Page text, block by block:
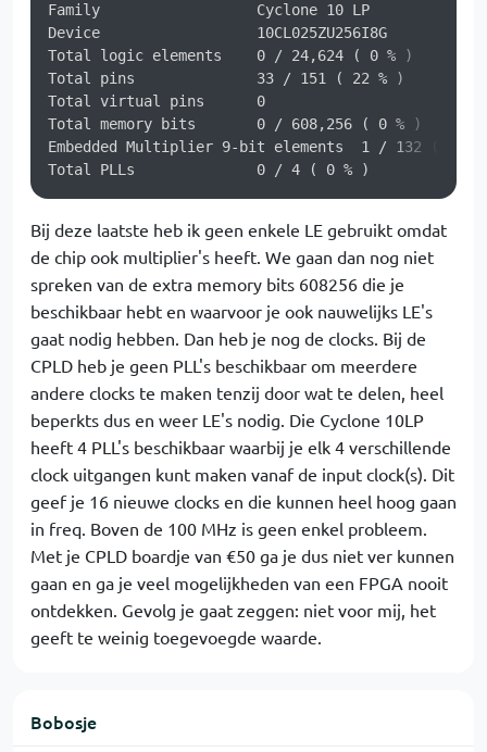
Family			Cyclone 10 LP
Device			10CL025ZU256I8G
Total logic elements	0 / 24,624 ( 0 % )
Total pins		33 / 151 ( 22 % )
Total virtual pins	0
Total memory bits	0 / 608,256 ( 0 % )
Embedded Multiplier 9-bit elements  1 / 132 ( < 1
Bij deze laatste heb ik geen enkele LE gebruikt omdat
de chip ook multiplier's heeft. We gaan dan nog niet
spreken van de extra memory bits 608256 die je
beschikbaar hebt en waarvoor je ook nauwelijks LE's
gaat nodig hebben. Dan heb je nog de clocks. Bij de
CPLD heb je geen PLL's beschikbaar om meerdere
andere clocks te maken tenzij door wat te delen, heel
beperkts dus en weer LE's nodig. Die Cyclone 10LP
heeft 4 PLL's beschikbaar waarbij je elk 4 verschillende
clock uitgangen kunt maken vanaf de input clock(s). Dit
geef je 16 nieuwe clocks en die kunnen heel hoog gaan
in freq. Boven de 100 MHz is geen enkel probleem.
Met je CPLD boardje van €50 ga je dus niet ver kunnen
gaan en ga je veel mogelijkheden van een FPGA nooit
ontdekken. Gevolg je gaat zeggen: niet voor mij, het
geeft te weinig toegevoegde waarde.
Bobosje